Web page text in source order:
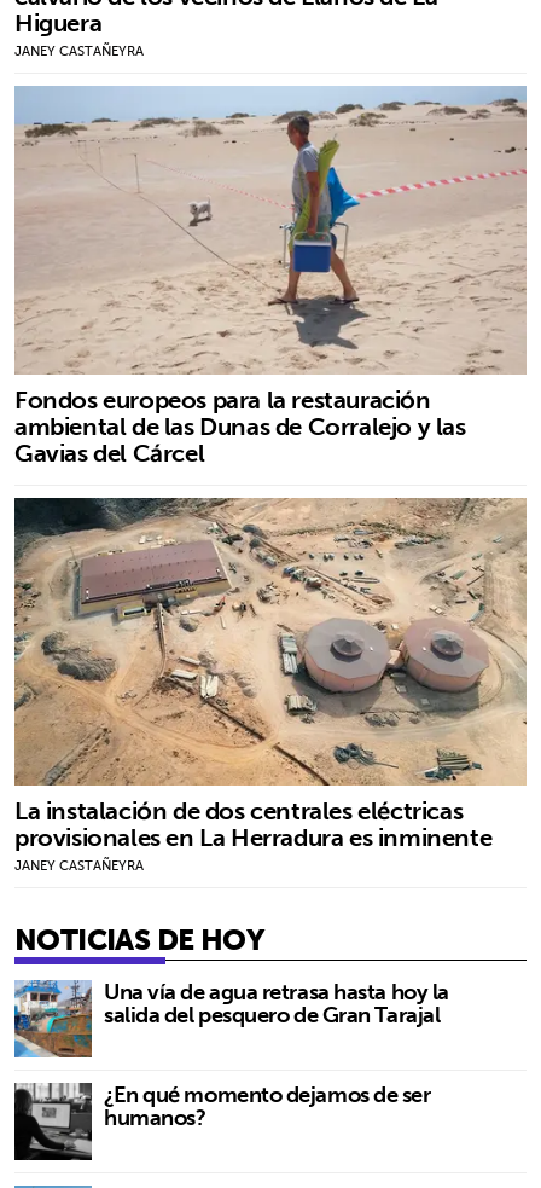
Higuera
JANEY CASTAÑEYRA
Fondos europeos para la restauración
ambiental de las Dunas de Corralejo y las
Gavias del Cárcel
La instalación de dos centrales eléctricas
provisionales en La Herradura es inminente
JANEY CASTAÑEYRA
NOTICIAS DE HOY
Una vía de agua retrasa hasta hoy la
salida del pesquero de Gran Tarajal
¿En qué momento dejamos de ser
humanos?